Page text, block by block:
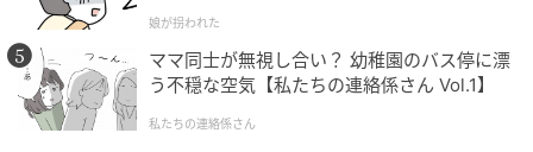
な1本をリコメンドします。
「軽めで飲みやすい赤」「酸味控えめ」「お肉料理に
合うもの」「今日は少し冒険したい」といった曖昧な
表現にも対応します。
娘が拐われた
ママ同士が無視し合い？ 幼稚園のバス停に漂
う不穏な空気【私たちの連絡係さん Vol.1】
私たちの連絡係さん